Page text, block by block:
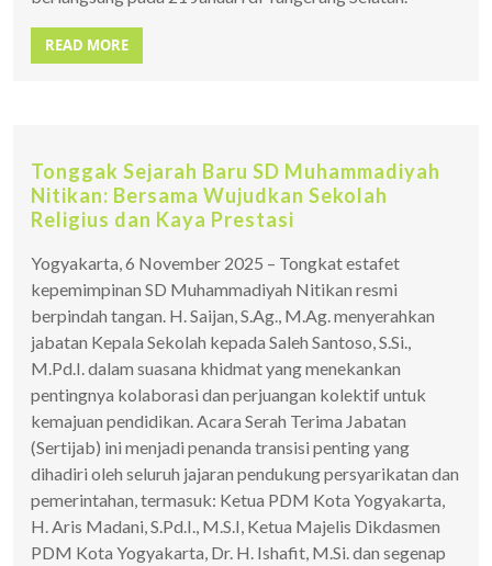
READ MORE
Tonggak Sejarah Baru SD Muhammadiyah
Nitikan: Bersama Wujudkan Sekolah
Religius dan Kaya Prestasi
Yogyakarta, 6 November 2025 – Tongkat estafet
kepemimpinan SD Muhammadiyah Nitikan resmi
berpindah tangan. H. Saijan, S.Ag., M.Ag. menyerahkan
jabatan Kepala Sekolah kepada Saleh Santoso, S.Si.,
M.Pd.I. dalam suasana khidmat yang menekankan
pentingnya kolaborasi dan perjuangan kolektif untuk
kemajuan pendidikan. Acara Serah Terima Jabatan
(Sertijab) ini menjadi penanda transisi penting yang
dihadiri oleh seluruh jajaran pendukung persyarikatan dan
pemerintahan, termasuk: Ketua PDM Kota Yogyakarta,
H. Aris Madani, S.Pd.I., M.S.I, Ketua Majelis Dikdasmen
PDM Kota Yogyakarta, Dr. H. Ishafit, M.Si. dan segenap